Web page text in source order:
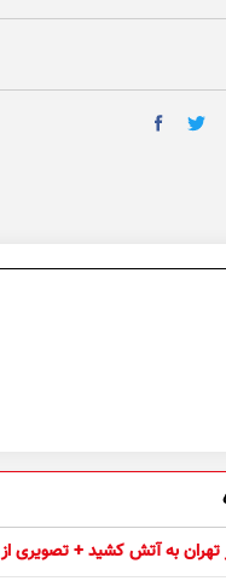
تهران به آتش کشید + تصویری